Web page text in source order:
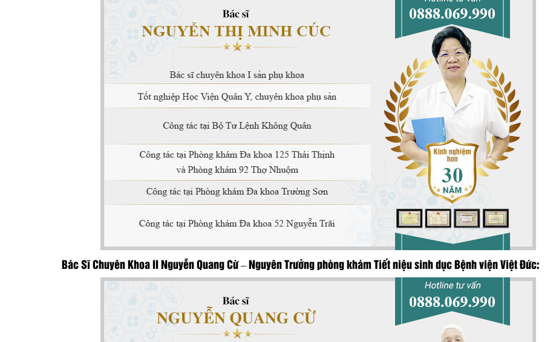
Bác Sĩ Chuyên Khoa II Nguyễn Quang Cừ – Nguyên Trưởng phòng khám Tiết niệu sinh dục Bệnh viện Việt Đức: